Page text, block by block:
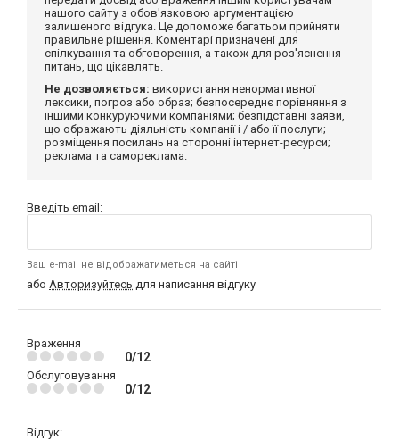
нашого сайту з обов'язковою аргументацією
залишеного відгука. Це допоможе багатьом прийняти
правильне рішення. Коментарі призначені для
спілкування та обговорення, а також для роз'яснення
питань, що цікавлять.
Не дозволяється: використання ненормативної
лексики, погроз або образ; безпосереднє порівняння з
іншими конкуруючими компаніями; безпідставні заяви,
що ображають діяльність компанії і / або її послуги;
розміщення посилань на сторонні інтернет-ресурси;
реклама та самореклама.
Введіть email:
Ваш e-mail не відображатиметься на сайті
або Авторизуйтесь для написання відгуку
Враження
0/12
Обслуговування
0/12
Відгук: